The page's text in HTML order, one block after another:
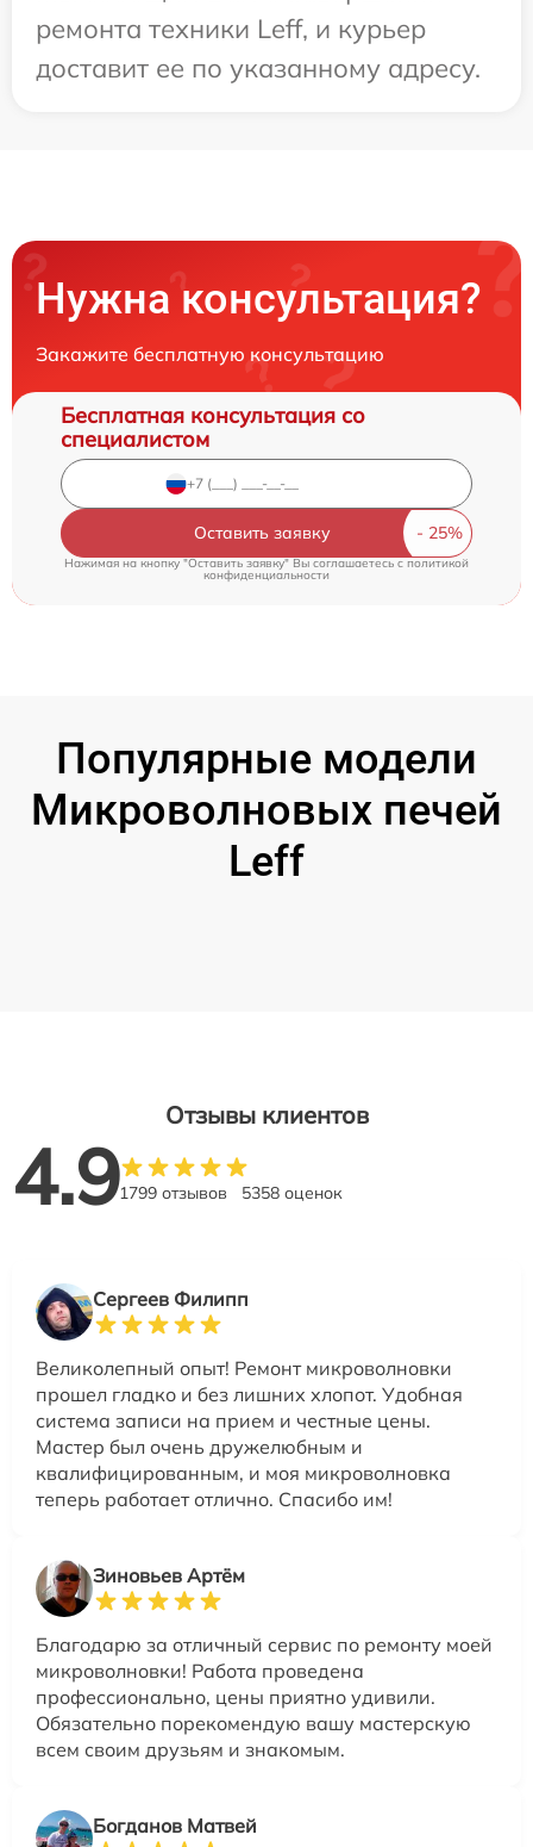
ремонта техники Leff, и курьер
доставит ее по указанному адресу.
Нужна консультация?
Закажите бесплатную консультацию
Бесплатная консультация со
специалистом
Оставить заявку
Нажимая на кнопку "Оставить заявку" Вы соглашаетесь cполитикой
конфиденциальности
Популярные модели
Микроволновых печей
Leff
Отзывы клиентов
4.91799 отзывов 5358 оценок
Сергеев Филипп
Великолепный опыт! Ремонт микроволновки
прошел гладко и без лишних хлопот. Удобная
система записи на прием и честные цены.
Мастер был очень дружелюбным и
квалифицированным, и моя микроволновка
теперь работает отлично. Спасибо им!
Зиновьев Артём
Благодарю за отличный сервис по ремонту моей
микроволновки! Работа проведена
профессионально, цены приятно удивили.
Обязательно порекомендую вашу мастерскую
всем своим друзьям и знакомым.
Богданов Матвей